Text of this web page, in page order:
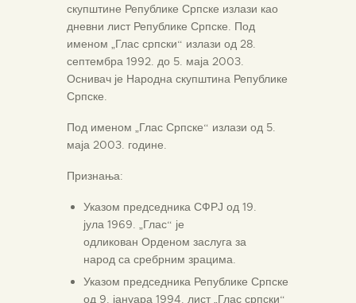
скупштине Републике Српске излази као
дневни лист Републике Српске. Под
именом „Глас српски“ излази од 28.
септембра 1992. до 5. маја 2003.
Оснивач је Народна скупштина Републике
Српске.
Под именом „Глас Српске“ излази од 5.
маја 2003. године.
Признања:
Указом председника СФРЈ од 19.
јула 1969. „Глас“ је
одликован Орденом заслуга за
народ са сребрним зрацима.
Указом председника Републике Српске
од 9. јануара 1994. лист „Глас српски“